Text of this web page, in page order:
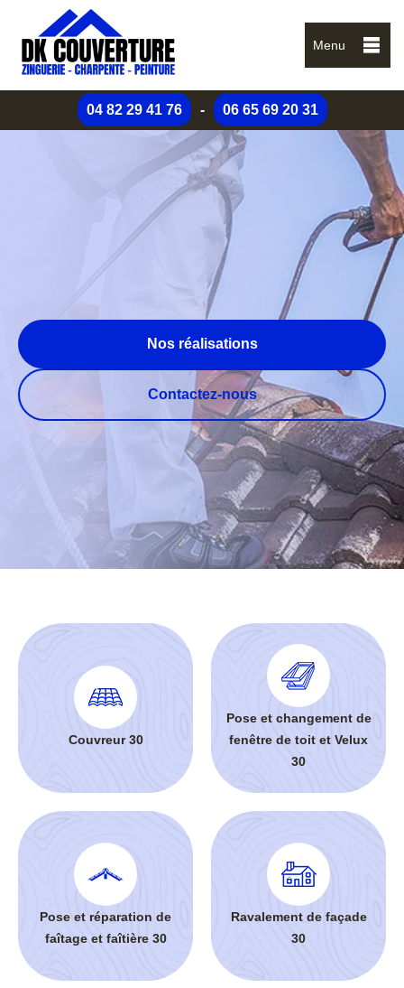
Menu
04 82 29 41 76 - 06 65 69 20 31
Nos réalisations
Contactez-nous
Couvreur 30
Pose et changement de
fenêtre de toit et Velux
30
Pose et réparation de
faîtage et faîtière 30
Ravalement de façade
30